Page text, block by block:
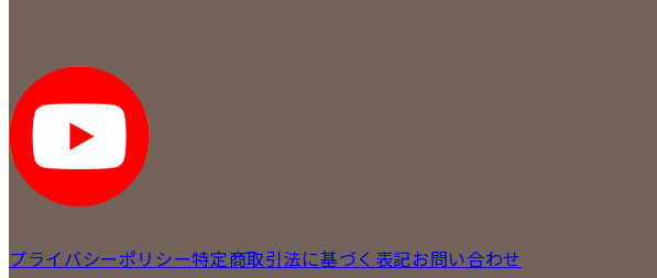
プライバシーポリシー特定商取引法に基づく表記お問い合わせ